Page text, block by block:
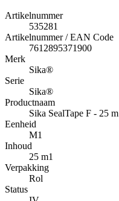
Artikelnummer
535281
Artikelnummer / EAN Code
7612895371900
Merk
Sika®
Serie
Sika®
Productnaam
Sika SealTape F - 25 m
Eenheid
M1
Inhoud
25 m1
Verpakking
Rol
Status